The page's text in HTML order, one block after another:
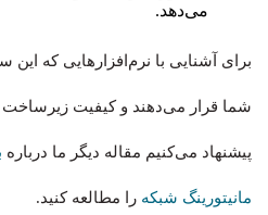
می‌دهد.
برای آشنایی با نرم‌افزارهایی که این
شما قرار می‌دهند و کیفیت زیرساخت
پیشنهاد می‌کنیم مقاله دیگر ما درباره
مانیتورینگ شبکه را مطالعه کنید.